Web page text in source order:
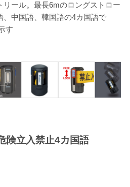
ール。最長6mのロングストロー
、中国語、韓国語の4カ国語で
す
険立入禁止4カ国語